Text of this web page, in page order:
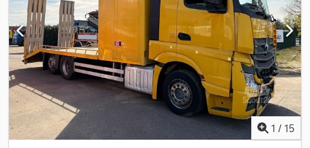
puissions vérifier la facture et/ou le paiement. Coordonnées
bancaires : Rabobank Laan van Limburg 2 4701BP Roosendaal
IBAN : NL 89 RABO EORI/TVA/IMPÔTS : NL857401B(01) BIC/SWIFT :
RABONL2U
1 / 15